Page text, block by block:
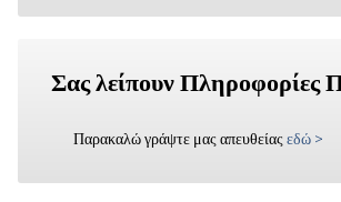
Σας λείπουν Πληροφορίες
Παρακαλώ γράψτε μας απευθείας εδώ >